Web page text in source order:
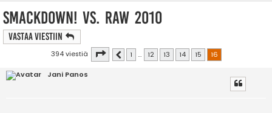
SmackDown! vs. RAW 2010
Vastaa Viestiin
394 viestiä Sivu /
Edellinen
1 … 12 13 14 15 16
Jani Panos